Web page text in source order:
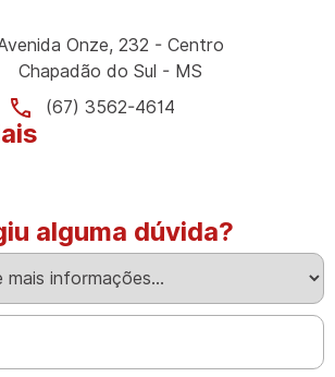
Onze, 232 - Centro
Chapadão do Sul - MS
(67) 3562-4614
alguma dúvida?